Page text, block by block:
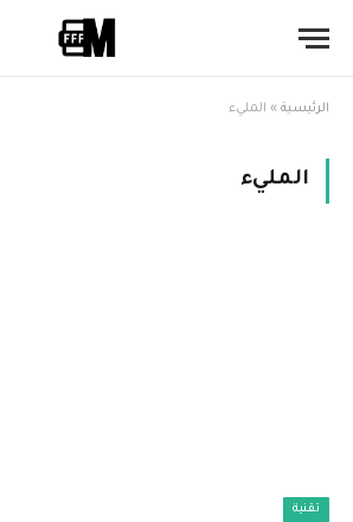
الرئيسية » المليء
المليء
تقنية